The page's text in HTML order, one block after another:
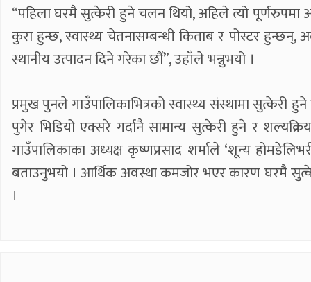
“पहिला घरमै सुत्केरी हुने चलन थियो, अहिले त्यो पूर्णरुपमा
कुरा हुन्छ, स्वास्थ्य चेतनासम्बन्धी किताब र पोस्टर हुन्छन्,
स्थानीय उत्पादन दिने गरेका छौँ”, उहाँले भन्नुभयो ।
प्रमुख पुनले गाउँपालिकाभित्रको स्वास्थ्य संस्थामा सुत्केरी
पुगेर भिडियो एक्सरे गर्दानै सामान्य सुत्केरी हुने र
गाउँपालिकाका अध्यक्ष कृष्णप्रसाद शर्माले ‘शून्य
बताउनुभयो । आर्थिक अवस्था कमजोर भएर कारण घरमै
।